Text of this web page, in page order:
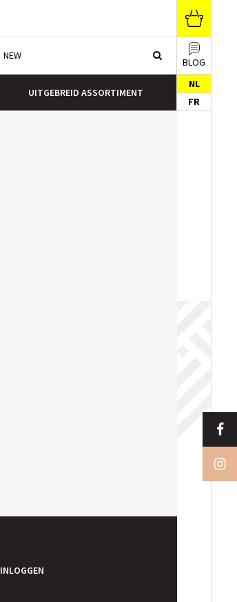
NEW
BLOG
UITGEBREID ASSORTIMENT
NL
FR
INLOGGEN